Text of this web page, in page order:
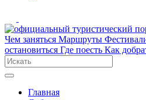
Чем заняться Маршруты
остановиться Где поесть Как
Главная